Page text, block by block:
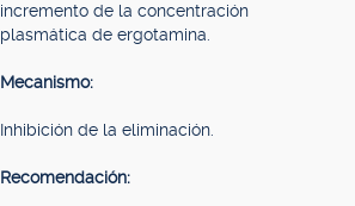
incremento de la concentración
plasmática de ergotamina.
Mecanismo:
Inhibición de la eliminación.
Recomendación: